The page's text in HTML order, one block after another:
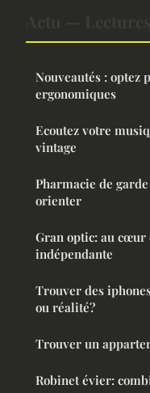
Nouveautés : optez
ergonomiques
Ecoutez votre
vintage
Pharmacie de
orienter
Gran optic: au cœur
indépendante
Trouver des
ou réalité?
Trouver un
Robinet évier: